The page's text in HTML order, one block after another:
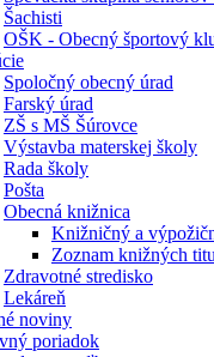
Šachisti
OŠK - Obecný športový
Spoločný obecný úrad
Farský úrad
ZŠ s MŠ Šúrovce
Výstavba materskej školy
Rada školy
Pošta
Obecná knižnica
Knižničný a
Zoznam knižných
Zdravotné stredisko
Lekáreň
noviny
poriadok